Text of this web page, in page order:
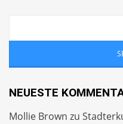
NEUESTE
Mollie Brown zu